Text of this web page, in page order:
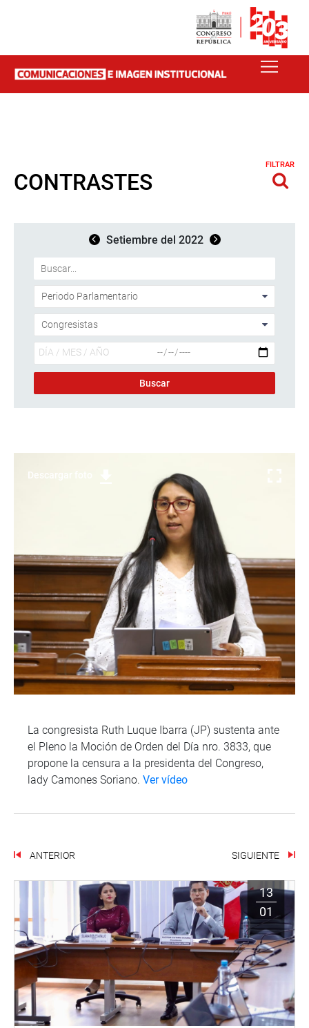
CONTRASTES
FILTRAR
Setiembre del 2022
Descargar foto
La congresista Ruth Luque Ibarra (JP) sustenta ante
el Pleno la Moción de Orden del Día nro. 3833, que
propone la censura a la presidenta del Congreso,
lady Camones Soriano. Ver vídeo
ANTERIOR SIGUIENTE
13
01